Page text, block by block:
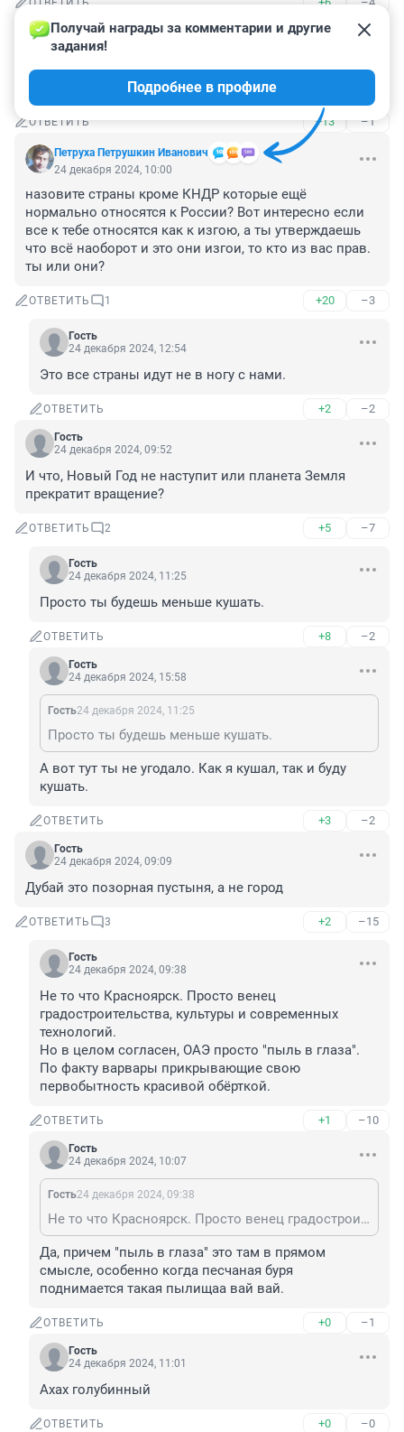
ОТВЕТИТЬ
Гость
24 декабря 2024, 10:16
Ну это же единственно верный путь, и он нам на
ОТВЕТИТЬ +13 –1
Петруха Петрушкин Иванович
Получай награды за комментарии и другие
задания!
Подробнее в профиле
24 декабря 2024, 10:00
назовите страны кроме КНДР которые ещё
нормально относятся к России? Вот интересно если
все к тебе относятся как к изгою, а ты утверждаешь
что всё наоборот и это они изгои, то кто из вас прав.
ты или они?
ОТВЕТИТЬ 1 +20 –3
Гость
24 декабря 2024, 12:54
Это все страны идут не в ногу с нами.
ОТВЕТИТЬ +2 –2
Гость
24 декабря 2024, 09:52
И что, Новый Год не наступит или планета Земля
прекратит вращение?
ОТВЕТИТЬ 2 +5 –7
Гость
24 декабря 2024, 11:25
Просто ты будешь меньше кушать.
ОТВЕТИТЬ +8 –2
Гость
24 декабря 2024, 15:58
Гость24 декабря 2024, 11:25
Просто ты будешь меньше кушать.
А вот тут ты не угодало. Как я кушал, так и буду
кушать.
ОТВЕТИТЬ +3 –2
Гость
24 декабря 2024, 09:09
Дубай это позорная пустыня, а не город
ОТВЕТИТЬ 3 +2 –15
Гость
24 декабря 2024, 09:38
Не то что Красноярск. Просто венец
градостроительства, культуры и современных
технологий.
Но в целом согласен, ОАЭ просто "пыль в глаза".
По факту варвары прикрывающие свою
первобытность красивой обёрткой.
ОТВЕТИТЬ +1 –10
Гость
24 декабря 2024, 10:07
Гость24 декабря 2024, 09:38
Не то что Красноярск. Просто венец градостроительства, культуры и современных технологий. Но в целом согласен, ОАЭ просто "пыль в глаза". По факту варвары прикрывающие свою первобытность красивой обёрткой.
Да, причем "пыль в глаза" это там в прямом
смысле, особенно когда песчаная буря
поднимается такая пылищаа вай вай.
ОТВЕТИТЬ +0 –1
Гость
24 декабря 2024, 11:01
Ахах голубинный
ОТВЕТИТЬ +0 –0